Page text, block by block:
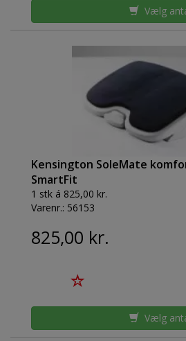
Vælg
Kensington SoleMate
SmartFit
1 stk á 825,00 kr.
Varenr.: 56153
825,00 kr.
Vælg